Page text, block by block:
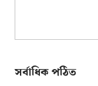
সর্বাধিক পঠিত